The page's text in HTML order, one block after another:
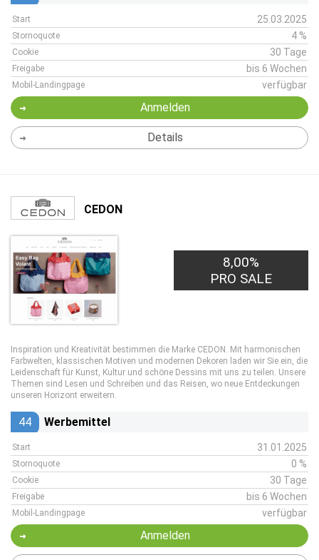
Start 25.03.2025
Stornoquote 4 %
Cookie 30 Tage
Freigabe bis 6 Wochen
Mobil-Landingpage verfügbar
Anmelden
Details
CEDON
8,00%
PRO SALE
Inspiration und Kreativität bestimmen die Marke CEDON. Mit harmonischen
Farbwelten, klassischen Motiven und modernen Dekoren laden wir Sie ein, die
Leidenschaft für Kunst, Kultur und schöne Dessins mit uns zu teilen. Unsere
Themen sind Lesen und Schreiben und das Reisen, wo neue Entdeckungen
unseren Horizont erweitern.
44 Werbemittel
Start 31.01.2025
Stornoquote 0 %
Cookie 30 Tage
Freigabe bis 6 Wochen
Mobil-Landingpage verfügbar
Anmelden